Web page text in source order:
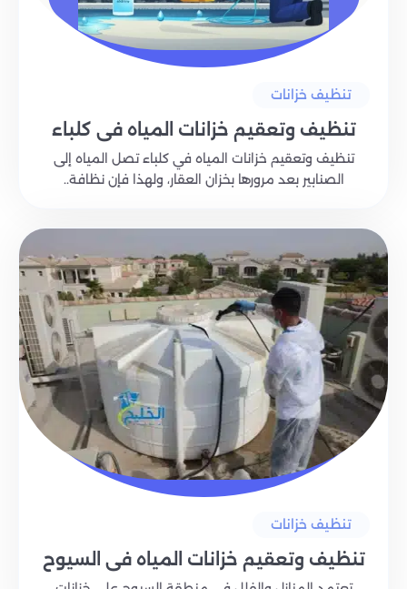
تنظيف خزانات
تنظيف وتعقيم خزانات المياه في كلباء
تنظيف وتعقيم خزانات المياه في كلباء تصل المياه إلى
الصنابير بعد مرورها بخزان العقار، ولهذا فإن نظافة..
تنظيف خزانات
تنظيف وتعقيم خزانات المياه في السيوح